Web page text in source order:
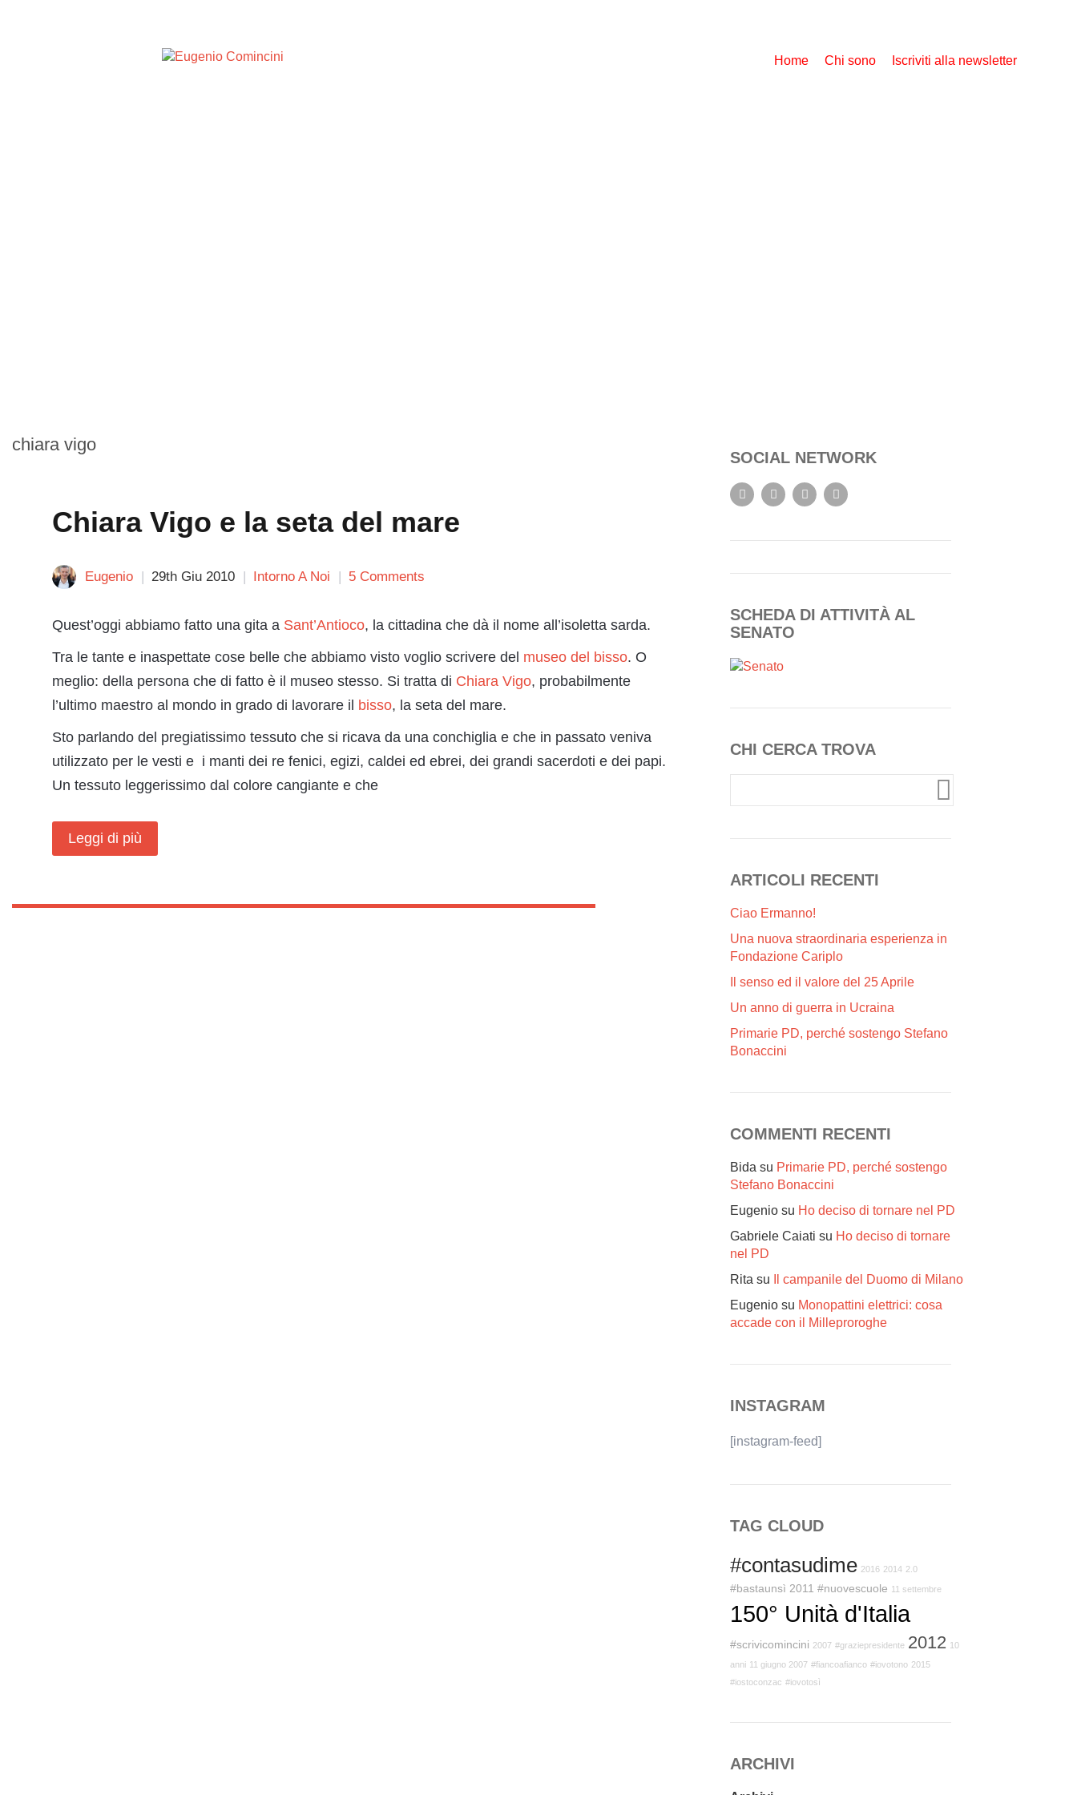
Home Chi sono Iscriviti alla newsletter
chiara vigo
Chiara Vigo e la seta del mare
Eugenio 29th Giu 2010 Intorno A Noi 5 Comments
Quest’oggi abbiamo fatto una gita a Sant’Antioco, la cittadina che dà il nome all’isoletta sarda.
Tra le tante e inaspettate cose belle che abbiamo visto voglio scrivere del museo del bisso. O
meglio: della persona che di fatto è il museo stesso. Si tratta di Chiara Vigo, probabilmente
l’ultimo maestro al mondo in grado di lavorare il bisso, la seta del mare.
Sto parlando del pregiatissimo tessuto che si ricava da una conchiglia e che in passato veniva
utilizzato per le vesti e i manti dei re fenici, egizi, caldei ed ebrei, dei grandi sacerdoti e dei papi.
Un tessuto leggerissimo dal colore cangiante e che
Leggi di più
SOCIAL NETWORK
SCHEDA DI ATTIVITÀ AL
SENATO
CHI CERCA TROVA
ARTICOLI RECENTI
Ciao Ermanno!
Una nuova straordinaria esperienza in
Fondazione Cariplo
Il senso ed il valore del 25 Aprile
Un anno di guerra in Ucraina
Primarie PD, perché sostengo Stefano
Bonaccini
COMMENTI RECENTI
Bida su Primarie PD, perché sostengo
Stefano Bonaccini
Eugenio su Ho deciso di tornare nel PD
Gabriele Caiati su Ho deciso di tornare
nel PD
Rita su
Il campanile del Duomo di Milano
Eugenio su Monopattini elettrici: cosa
accade con il Milleproroghe
INSTAGRAM
[instagram-feed]
TAG CLOUD
#contasudime 2016 2014 2.0
#bastaunsì 2011 #nuovescuole 11 settembre
150° Unità d'Italia
#scrivicomincini 2007 #graziepresidente 2012 10
anni 11 giugno 2007 #fiancoafianco #iovotono 2015
#iostoconzac #iovotosì
ARCHIVI